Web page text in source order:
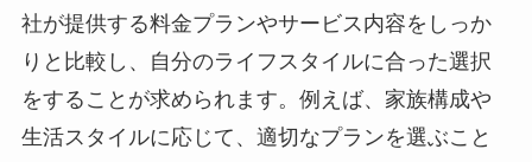
社が提供する料金プランやサービス内容をしっか
りと比較し、自分のライフスタイルに合った選択
をすることが求められます。例えば、家族構成や
生活スタイルに応じて、適切なプランを選ぶこと